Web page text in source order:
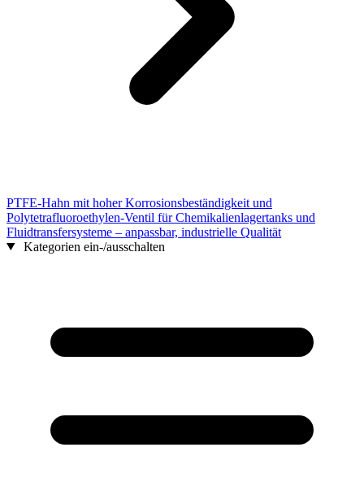
PTFE-Hahn mit hoher Korrosionsbeständigkeit und
Polytetrafluoroethylen-Ventil für Chemikalienlagertanks und
Fluidtransfersysteme – anpassbar, industrielle Qualität
Kategorien ein-/ausschalten